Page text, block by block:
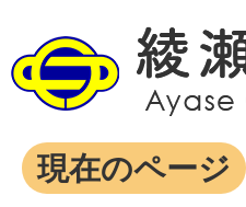
現在のページ